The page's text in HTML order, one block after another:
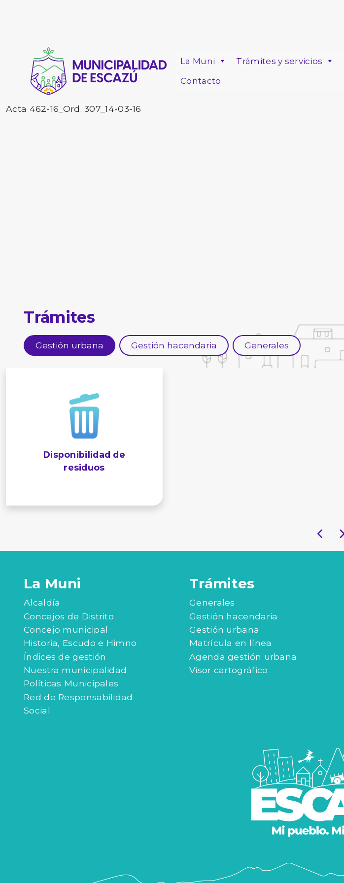
La Muni Trámites y servicios
Contacto
Acta 462-16_Ord. 307_14-03-16
Trámites
Gestión urbana Gestión hacendaria Generales
Disponibilidad de
residuos
La Muni
Alcaldía
Concejos de Distrito
Concejo municipal
Historia, Escudo e Himno
Índices de gestión
Nuestra municipalidad
Políticas Municipales
Red de Responsabilidad
Social
Trámites
Generales
Gestión hacendaria
Gestión urbana
Matrícula en línea
Agenda gestión urbana
Visor cartográfico